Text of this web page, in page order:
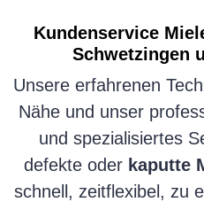
Kundenservice
Schwetzingen
Unsere erfahrenen
Nähe und unser
und spezialisiertes
defekte oder kaputte
schnell, zeitflexibel, zu